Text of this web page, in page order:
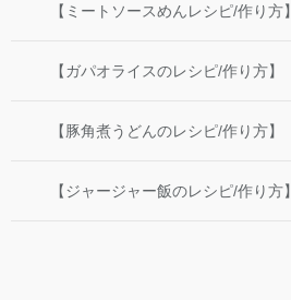
【ミートソースめんレシピ/作り方】
【ガパオライスのレシピ/作り方】
【豚角煮うどんのレシピ/作り方】
【ジャージャー飯のレシピ/作り方】